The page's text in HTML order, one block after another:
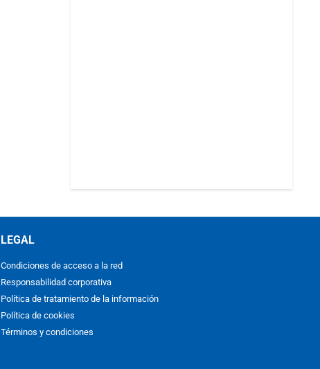
LEGAL
Condiciones de acceso a la red
Responsabilidad corporativa
Política de tratamiento de la información
Política de cookies
Términos y condiciones